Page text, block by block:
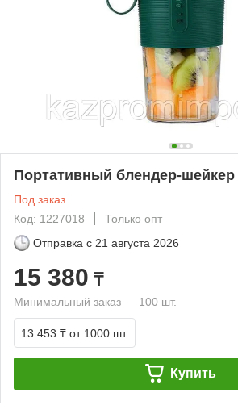
Портативный блендер-шейкер
Под заказ
Код: 1227018
Только опт
Отправка с 21 августа 2026
15 380 ₸
Минимальный заказ — 100 шт.
13 453 ₸ от 1000 шт.
Купить